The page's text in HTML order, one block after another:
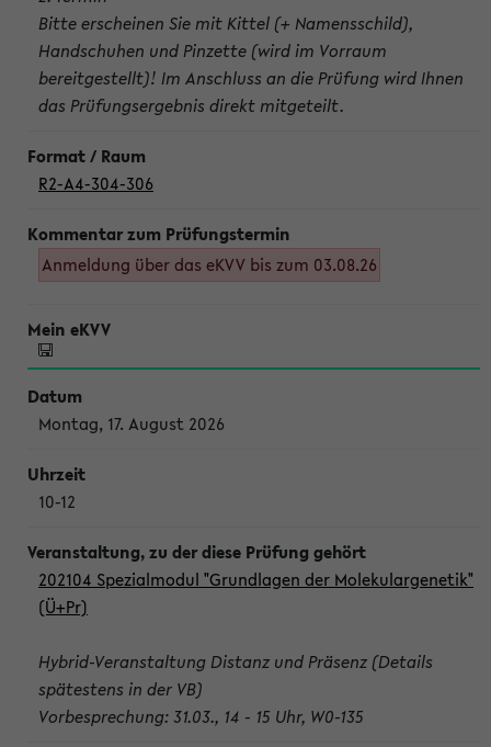
Bitte erscheinen Sie mit Kittel (+ Namensschild),
Handschuhen und Pinzette (wird im Vorraum
bereitgestellt)! Im Anschluss an die Prüfung wird Ihnen
das Prüfungsergebnis direkt mitgeteilt.
R2-A4-304-306
Anmeldung über das eKVV bis zum 03.08.26
Montag, 17. August 2026
10-12
202104 Spezialmodul "Grundlagen der Molekulargenetik"
(Ü+Pr)
Hybrid-Veranstaltung Distanz und Präsenz (Details
spätestens in der VB)
Vorbesprechung: 31.03., 14 - 15 Uhr, W0-135